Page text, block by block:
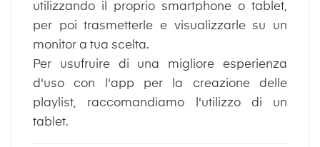
utilizzando il proprio smartphone o tablet,
per poi trasmetterle e visualizzarle su un
monitor a tua scelta.
Per usufruire di una migliore esperienza
d'uso con l'app per la creazione delle
playlist, raccomandiamo l'utilizzo di un
tablet.